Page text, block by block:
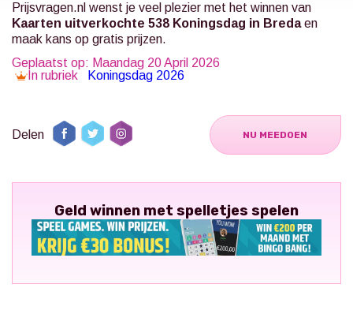
Prijsvragen.nl wenst je veel plezier met het winnen van
Kaarten uitverkochte 538 Koningsdag in Bredaen
maak kans op gratis prijzen.
Geplaatst op: Maandag 20 April 2026
In rubriek
Koningsdag 2026
Delen NU MEEDOEN
Geld winnen met spelletjes spelen